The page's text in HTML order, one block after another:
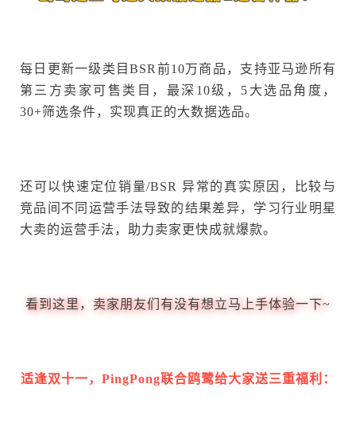
每日更新一级类目BSR前10万商品，支持亚马逊所有
第三方卖家可售类目，最深10级，5大选品角度，
30+筛选条件，实现真正的大数据选品。
还可以快速定位销量/BSR 异常的真实原因，比较与
竞品间不同运营手法导致的结果差异，学习行业明星
大卖的运营手法，助力卖家更快成就爆款。
看到这里，卖家朋友们有没有想立马上手体验一下~
适逢双十一，PingPong联合鸥鹭给大家送三重福利：